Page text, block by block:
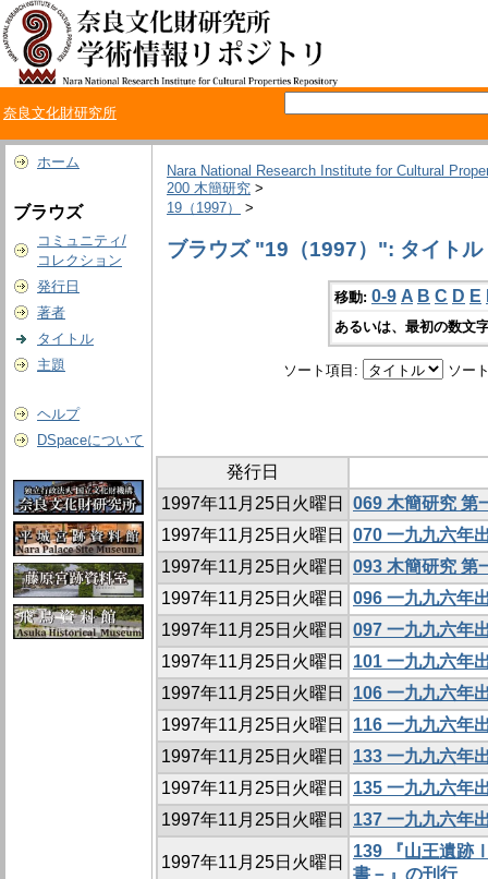
奈良文化財研究所
ホーム
ブラウズ
コミュニティ/
コレクション
発行日
著者
タイトル
主題
ヘルプ
DSpaceについて
Nara National Research Institute for Cultural
200 木簡研究 >
19（1997）
>
ブラウズ "19（1997）": タイトル
移動: 0-9 A B C D E
あるいは、最初の数文
ソート項目: ソー
発行日
1997年11月25日火曜日
069 木簡研究 第
1997年11月25日火曜日
070 一九九六年
1997年11月25日火曜日
093 木簡研究 第
1997年11月25日火曜日
096 一九九六年
1997年11月25日火曜日
097 一九九六年
1997年11月25日火曜日
101 一九九六年
1997年11月25日火曜日
106 一九九六年
1997年11月25日火曜日
116 一九九六年
1997年11月25日火曜日
133 一九九六年
1997年11月25日火曜日
135 一九九六年
1997年11月25日火曜日
137 一九九六年
1997年11月25日火曜日
139 『山王遺跡
書－』の刊行